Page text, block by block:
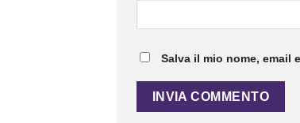
Salva il mio nome, email